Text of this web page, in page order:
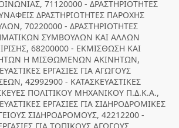
71120000 - ΔΡΑΣΤΗΡΙΟΤΗΤΕΣ
ΔΡΑΣΤΗΡΙΟΤΗΤΕΣ ΠΑΡΟΧΗΣ
70220000 - ΔΡΑΣΤΗΡΙΟΤΗΤΕΣ
ΣΥΜΒΟΥΛΩΝ ΚΑΙ ΑΛΛΩΝ
68200000 - ΕΚΜΙΣΘΩΣΗ ΚΑΙ
Η ΜΙΣΘΩΜΕΝΩΝ ΑΚΙΝΗΤΩΝ,
ΕΡΓΑΣΙΕΣ ΓΙΑ ΑΓΩΓΟΥΣ
42992900 - ΚΑΤΑΣΚΕΥΑΣΤΙΚΕΣ
ΠΟΛΙΤΙΚΟΥ ΜΗΧΑΝΙΚΟΥ Π.Δ.Κ.Α.,
ΕΡΓΑΣΙΕΣ ΓΙΑ ΣΙΔΗΡΟΔΡΟΜΙΚΕΣ
ΣΙΔΗΡΟΔΡΟΜΟΥΣ, 42212200 -